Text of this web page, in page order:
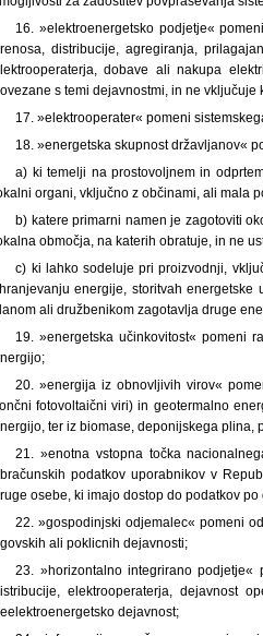
16. »elektroenergetsko podjetje«
distribucije, agregiranja,
dobave ali nakupa
s temi dejavnostmi, in ne vključuje
17. »elektrooperater« pomeni
18. »energetska skupnost državljanov«
a) ki temelji na prostovoljnem in
organi, vključno z občinami, ali mala
b) katere primarni namen je zagotoviti
območja, na katerih obratuje, in ne
c) ki lahko sodeluje pri proizvodnji,
energije, storitvah
ali družbenikom zagotavlja druge
19. »energetska učinkovitost« pomeni
20. »energija iz obnovljivih virov«
fotovoltaični viri) in geotermalno
ter iz biomase, deponijskega plina,
21. »enotna vstopna točka
podatkov uporabnikov v
osebe, ki imajo dostop do podatkov
22. »gospodinjski odjemalec« pomeni
ali poklicnih dejavnosti;
23. »horizontalno integrirano podjetje«
elektrooperaterja, dejavnost
dejavnost;